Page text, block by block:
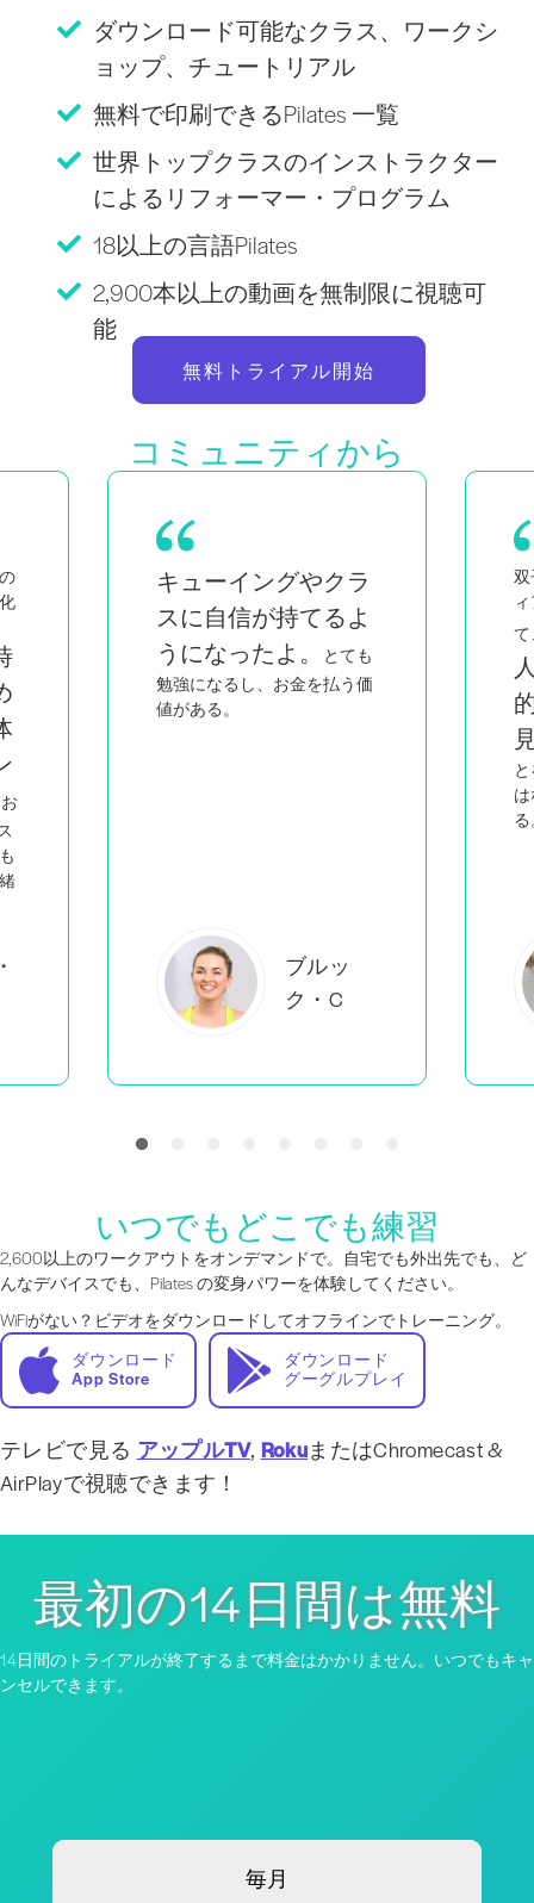
ダウンロード可能なクラス、ワークシ
ョップ、チュートリアル
無料で印刷できるPilates 一覧
世界トップクラスのインストラクター
によるリフォーマー・プログラム
18以上の言語Pilates
2,900本以上の動画を無制限に視聴可
能
無料トライアル開始
コミュニティから
双子の母親であり、黒人でク
ィアの女性でもある私にとっ
て、私と同じような
人たちが知的で情熱
的に教えているのを
エバーレ
アB
いつでもどこでも練習
2,600以上のワークアウトをオンデマンドで。自宅でも外出先でも、ど
んなデバイスでも、Pilates の変身パワーを体験してください。
WiFiがない？ビデオをダウンロードしてオフラインでトレーニング。
ダウンロード
App Store
ダウンロード
グーグルプレイ
テレビで見る アップルTV, RokuまたはChromecast &
AirPlayで視聴できます！
最初の14日間は無料
14日間のトライアルが終了するまで料金はかかりません。いつでもキャ
ンセルできます。
毎月